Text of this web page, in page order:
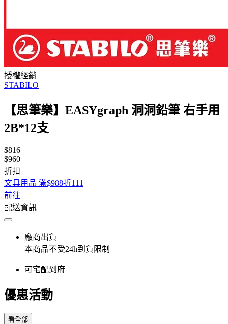
授權經銷
STABILO
【思筆樂】EASYgraph 洞洞鉛筆 右手用
2B*12支
$816
$960
折扣
文具用品 滿$988折111
前往
配送資訊
廠商出貨
本商品不受24h到貨限制
可宅配到府
優惠活動
看全部